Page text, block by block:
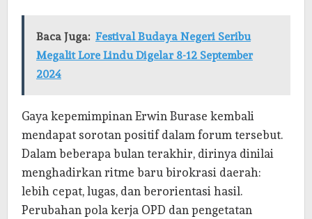
Baca Juga: Festival Budaya Negeri Seribu
Megalit Lore Lindu Digelar 8-12 September
2024
Gaya kepemimpinan Erwin Burase kembali
mendapat sorotan positif dalam forum tersebut.
Dalam beberapa bulan terakhir, dirinya dinilai
menghadirkan ritme baru birokrasi daerah:
lebih cepat, lugas, dan berorientasi hasil.
Perubahan pola kerja OPD dan pengetatan